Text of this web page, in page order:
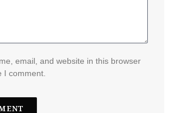
email, and website in this browser
I comment.